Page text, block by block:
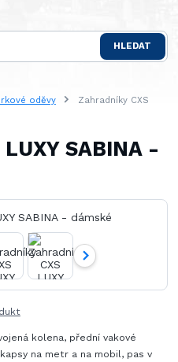
HLEDAT
oděvy
Zahradníky CXS
SABINA -
kolena, přední vakové
na metr a na mobil, pas v